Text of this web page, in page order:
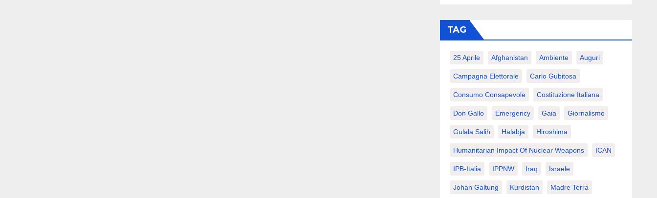
TAG
25 Aprile Afghanistan Ambiente Auguri
Campagna Elettorale Carlo Gubitosa
Consumo Consapevole Costituzione Italiana
Don Gallo Emergency Gaia Giornalismo
Gulala Salih Halabja Hiroshima
Humanitarian Impact Of Nuclear Weapons ICAN
IPB-Italia IPPNW Iraq Israele
Johan Galtung Kurdistan Madre Terra